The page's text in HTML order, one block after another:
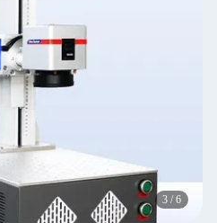
3 /6